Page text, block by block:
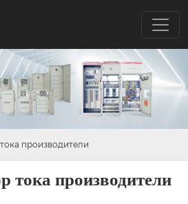
производители
тока производители